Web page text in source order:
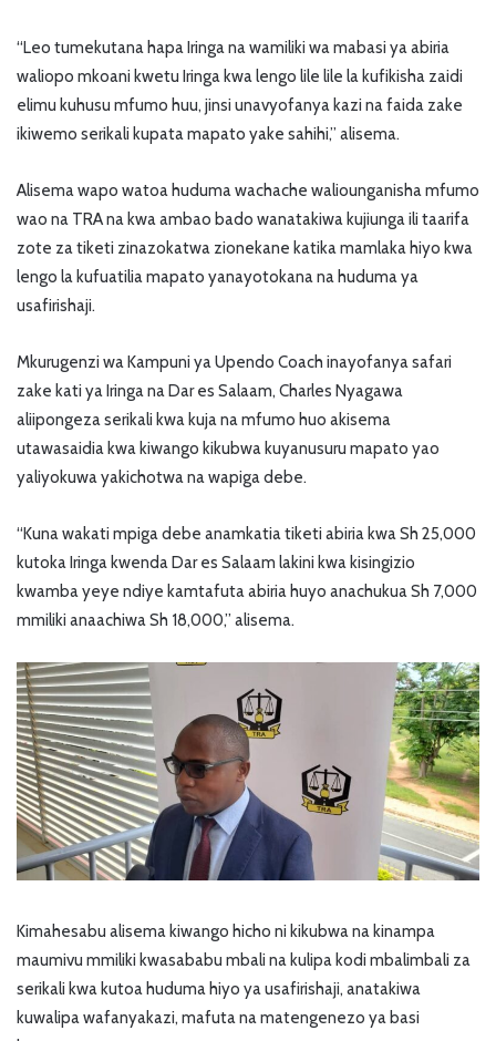
“Leo tumekutana hapa Iringa na wamiliki wa mabasi ya abiria
waliopo mkoani kwetu Iringa kwa lengo lile lile la kufikisha zaidi
elimu kuhusu mfumo huu, jinsi unavyofanya kazi na faida zake
ikiwemo serikali kupata mapato yake sahihi,” alisema.
Alisema wapo watoa huduma wachache waliounganisha mfumo
wao na TRA na kwa ambao bado wanatakiwa kujiunga ili taarifa
zote za tiketi zinazokatwa zionekane katika mamlaka hiyo kwa
lengo la kufuatilia mapato yanayotokana na huduma ya
usafirishaji.
Mkurugenzi wa Kampuni ya Upendo Coach inayofanya safari
zake kati ya Iringa na Dar es Salaam, Charles Nyagawa
aliipongeza serikali kwa kuja na mfumo huo akisema
utawasaidia kwa kiwango kikubwa kuyanusuru mapato yao
yaliyokuwa yakichotwa na wapiga debe.
“Kuna wakati mpiga debe anamkatia tiketi abiria kwa Sh 25,000
kutoka Iringa kwenda Dar es Salaam lakini kwa kisingizio
kwamba yeye ndiye kamtafuta abiria huyo anachukua Sh 7,000
mmiliki anaachiwa Sh 18,000,” alisema.
Kimahesabu alisema kiwango hicho ni kikubwa na kinampa
maumivu mmiliki kwasababu mbali na kulipa kodi mbalimbali za
serikali kwa kutoa huduma hiyo ya usafirishaji, anatakiwa
kuwalipa wafanyakazi, mafuta na matengenezo ya basi